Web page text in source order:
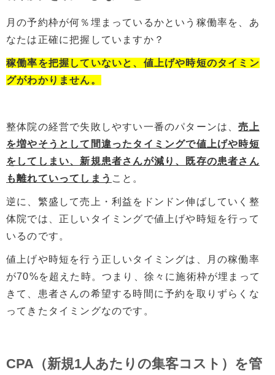
月の予約枠が何％埋まっているかという稼働率を、あ
なたは正確に把握していますか？
稼働率を把握していないと、値上げや時短のタイミン
グがわかりません。
整体院の経営で失敗しやすい一番のパターンは、売上
を増やそうとして間違ったタイミングで値上げや時短
をしてしまい、新規患者さんが減り、既存の患者さん
も離れていってしまう こと。
逆に、繁盛して売上・利益をドンドン伸ばしていく整
体院では、正しいタイミングで値上げや時短を行って
いるのです。
値上げや時短を行う正しいタイミングは、月の稼働率
が70%を超えた時。つまり、徐々に施術枠が埋まって
きて、患者さんの希望する時間に予約を取りずらくな
ってきたタイミングなのです。
CPA（新規1人あたりの集客コスト）を管